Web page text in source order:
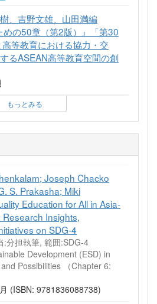
、吉野文雄、山田満編
めの50章（第2版）』「第30
等教育における協力・交
るASEAN高等教育空間の創
もっとみる
Joseph Chacko
S. Prakasha; Miki
Education for All in Asia-
Insights,
on SDG-4
:分担執筆, 範囲:SDG-4
Development (ESD) in
Possibilities （Chapter 6:
(ISBN: 9781836088738)